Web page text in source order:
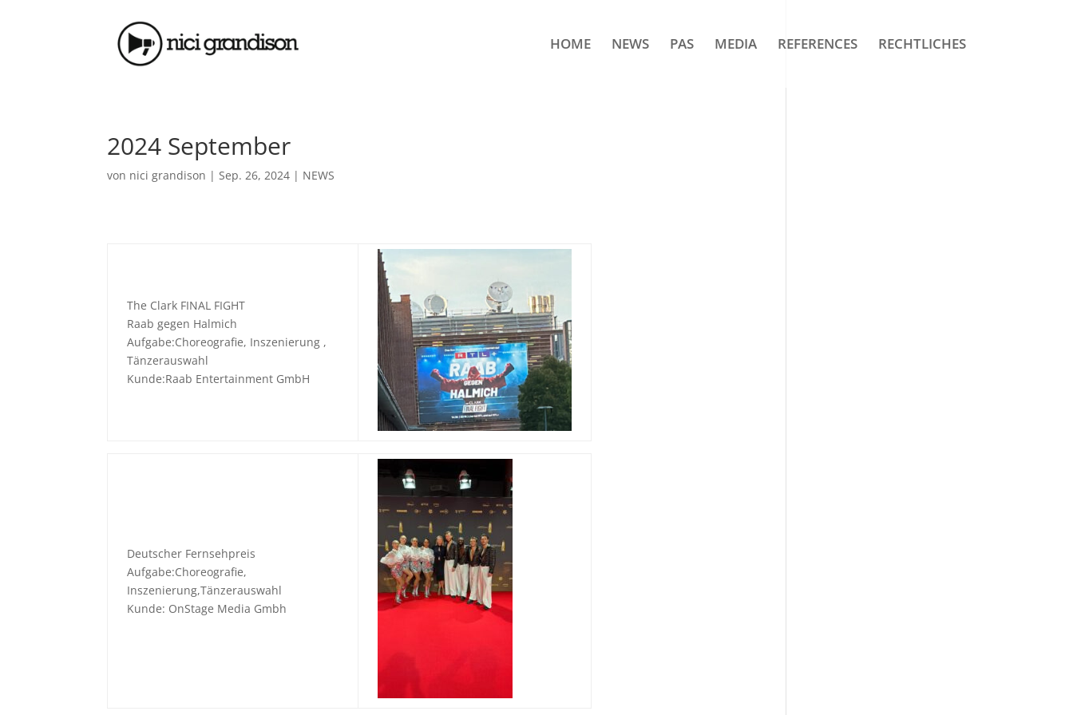
HOME NEWS PAS MEDIA REFERENCES RECHTLICHES
2024 September
von nici grandison |Sep. 26, 2024 | NEWS
The Clark FINAL FIGHT
Raab gegen Halmich
Aufgabe:Choreografie, Inszenierung ,
Tänzerauswahl
Kunde:Raab Entertainment GmbH
Deutscher Fernsehpreis
Aufgabe:Choreografie,
Inszenierung,Tänzerauswahl
Kunde: OnStage Media Gmbh